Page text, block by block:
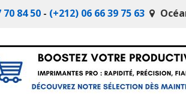
70 84 50 - (+212) 06 66 39 75 63